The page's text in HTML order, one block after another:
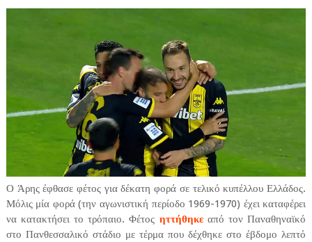
Ο Άρης έφθασε φέτος για δέκατη φορά σε τελικό κυπέλλου Ελλάδος.
Μόλις μία φορά (την αγωνιστική περίοδο 1969-1970) έχει καταφέρει
να κατακτήσει το τρόπαιο. Φέτος ηττήθηκεαπό τον Παναθηναϊκό
στο Πανθεσσαλικό στάδιο με τέρμα που δέχθηκε στο έβδομο λεπτό